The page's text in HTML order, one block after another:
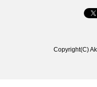
Copyright(C)